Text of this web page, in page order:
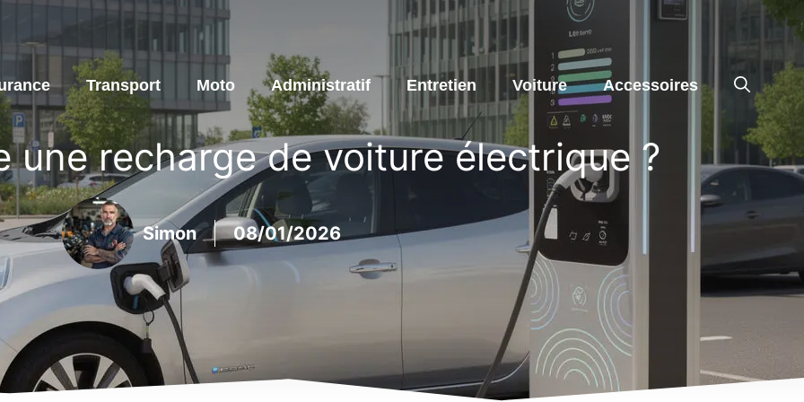
Transport Moto Administratif Entretien Voiture Accessoires
une recharge de voiture électrique ?
Simon 08/01/2026